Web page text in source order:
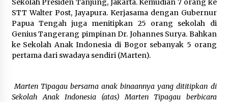
Sekolah Presiden Tanjung, Jakarta. Kemudian 7 orang ke
STT Walter Post, Jayapura. Kerjasama dengan Gubernur
Papua Tengah juga menitipkan 25 orang sekolah di
Genius Tangerang pimpinan Dr. Johannes Surya. Bahkan
ke Sekolah Anak Indonesia di Bogor sebanyak 5 orang
pertama dari swadaya sendiri (Marten).
Marten Tipagau bersama anak binaannya yang dititipkan di
Sekolah Anak Indonesia (atas) Marten Tipagau berbicara